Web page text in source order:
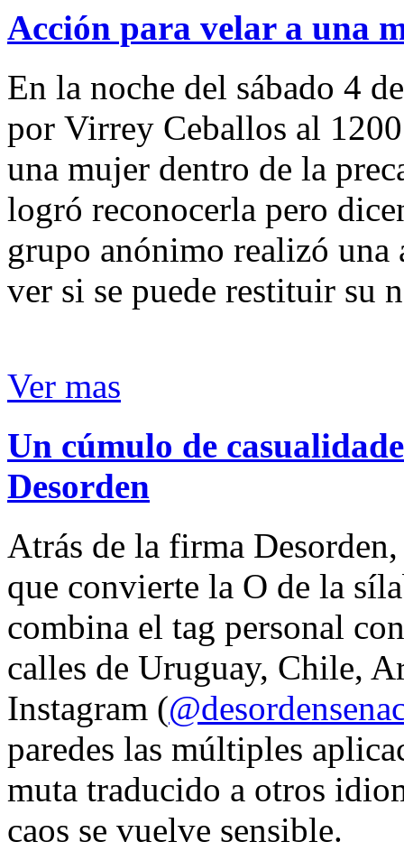
Acción para velar a una
En la noche del sábado 4
por Virrey Ceballos al
una mujer dentro de la
logró reconocerla pero
grupo anónimo realizó
ver si se puede restituir su
Ver mas
Un cúmulo de
Desorden
Atrás de la firma
que convierte la O de la
combina el tag personal
calles de Uruguay, Chile,
Instagram (
paredes las múltiples
muta traducido a otros
caos se vuelve sensible.